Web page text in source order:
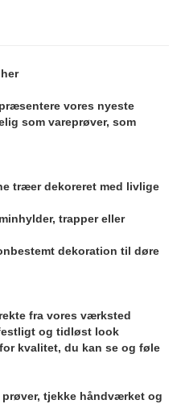
vores nyeste
som vareprøver, som
træer dekoreret med livlige
trapper eller
dekoration til døre
fra vores værksted
og tidløst look
kvalitet, du kan se og føle
tjekke håndværket og